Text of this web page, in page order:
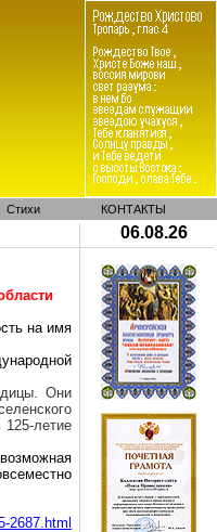
Стихи КОНТАКТЫ
06.08.26
на имя
Они
летие
2687.html